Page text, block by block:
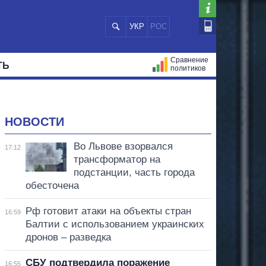
УКР РОС
Сравнение
политиков
НОВОСТИ
17:12
Во Львове взорвался
трансформатор на
подстанции, часть города
обесточена
16:59
Рф готовит атаки на объекты стран
Балтии с использованием украинских
дронов – разведка
16:55
СБУ подтвердила поражение